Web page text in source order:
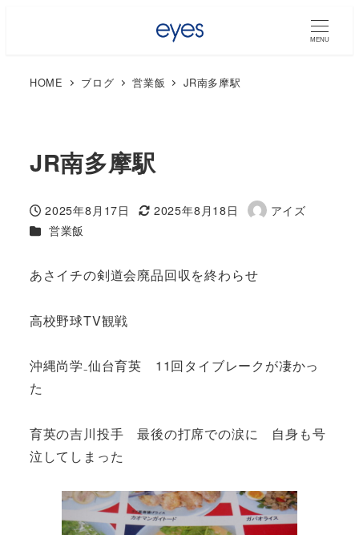
MENU
HOME ブログ 営業飯 JR南多摩駅
JR南多摩駅
投稿日
2025年8月17日
更新日
2025年8月18日
著
アイズ
カテゴリー
営業飯
あさイチの剣道会廃品回収を終わらせ
高校野球TV観戦
沖縄尚学₋仙台育英 11回タイブレークが凄かっ
た
育英の吉川投手 最後の打席での涙に 自身も号
泣してしまった